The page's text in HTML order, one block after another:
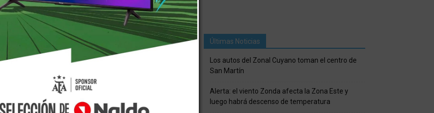
de mejora del carril Santos Lugares y carril
Últimas Noticias
Los autos del Zonal Cuyano toman el centro de
San Martín
Alerta: el viento Zonda afecta la Zona Este y
luego habrá descenso de temperatura